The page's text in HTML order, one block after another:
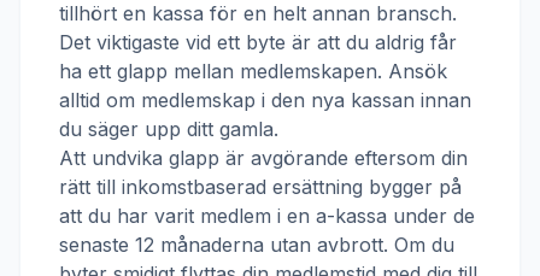
tillhört en kassa för en helt annan bransch.
Det viktigaste vid ett byte är att du aldrig får
ha ett glapp mellan medlemskapen. Ansök
alltid om medlemskap i den nya kassan innan
du säger upp ditt gamla.
Att undvika glapp är avgörande eftersom din
rätt till inkomstbaserad ersättning bygger på
att du har varit medlem i en a-kassa under de
senaste 12 månaderna utan avbrott. Om du